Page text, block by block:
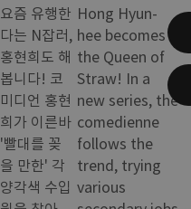
요즘 유행한
다는 N잡러,
홍현희도 해
봅니다! 코
미디언 홍현
희가 이른바
'빨대를 꽂
을 만한' 각
양각색 수입
Hong Hyun-
hee becomes
the Queen of
Straw! In a
new series, the
comedienne
follows the
trend, trying
various